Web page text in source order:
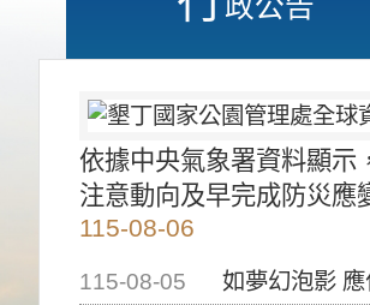
依據中央氣象署資料顯示
注意動向及早完成防災應
115-08-06
115-08-05
如夢幻泡影